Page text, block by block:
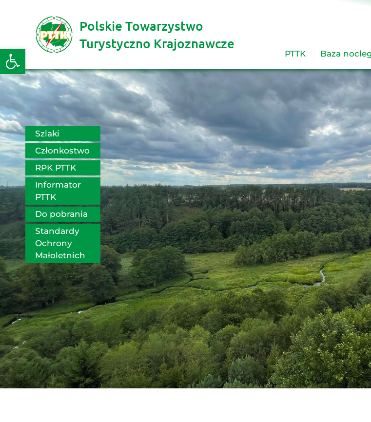
Otwórz pasek narzędzi
Polskie Towarzystwo
Turystyczno Krajoznawcze
PTTK Baza
Szlaki
Członkostwo
RPK PTTK
Informator
PTTK
Do pobrania
Standardy
Ochrony
Małoletnich